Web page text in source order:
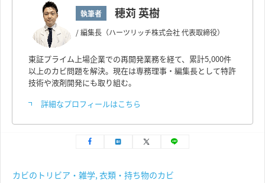
執筆者 穂苅 英樹
/ 編集長（ハーツリッチ株式会社 代表取締役）
東証プライム上場企業での再開発業務を経て、累計5,000件
以上のカビ問題を解決。現在は専務理事・編集長として特許
技術や液剤開発にも取り組む。
詳細なプロフィールはこちら
カビのトリビア・雑学, 衣類・持ち物のカビ